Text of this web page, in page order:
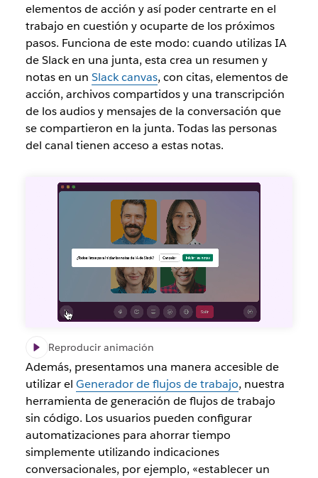
elementos de acción y así poder centrarte en el
trabajo en cuestión y ocuparte de los próximos
pasos. Funciona de este modo: cuando utilizas IA
de Slack en una junta, esta crea un resumen y
notas en un Slack canvas, con citas, elementos de
acción, archivos compartidos y una transcripción
de los audios y mensajes de la conversación que
se compartieron en la junta. Todas las personas
del canal tienen acceso a estas notas.
Reproducir animación
Además, presentamos una manera accesible de
utilizar el Generador de flujos de trabajo, nuestra
herramienta de generación de flujos de trabajo
sin código. Los usuarios pueden configurar
automatizaciones para ahorrar tiempo
simplemente utilizando indicaciones
conversacionales, por ejemplo, «establecer un